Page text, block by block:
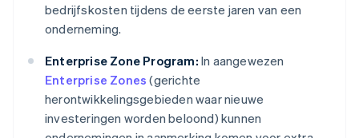
bedrijfskosten tijdens de eerste jaren van een
onderneming.
Enterprise Zone Program: In aangewezen
Enterprise Zones (gerichte
herontwikkelingsgebieden waar nieuwe
investeringen worden beloond) kunnen